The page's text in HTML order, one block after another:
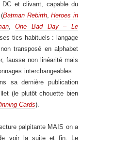
DC et clivant, capable du
Batman Rebirth,Heroes in
,One Bad Day – Le
tics habituels : langage
transposé en alphabet
fausse non linéarité mais
interchangeables…
sa dernière publication
(le plutôt chouette bien
Cards).
palpitante MAIS on a
voir la suite et fin. Le